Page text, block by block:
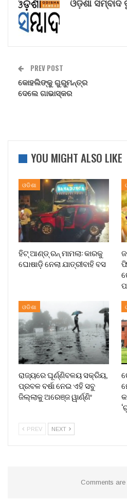
PREV POST
କୋହଲିଙ୍କୁ ଗୁରୁମନ୍ତ୍ର
ଦେଲେ ଗାଭାସ୍କର
YOU MIGHT ALSO LIKE
ଓଡିଶା
ହିଟ୍ ଆଣ୍ଡ୍ ରନ୍ ମାମଲା: କାରକୁ
ଘୋଷାଡ଼ି ନେଲା ଯାତ୍ରୀବାହି ବସ
ଓଡିଶା
ରାଜ୍ୟରେ ଘୂର୍ଣ୍ଣିବଳୟ ସକ୍ରିୟ,
ପ୍ରବଳ ବର୍ଷା ନେଇ ଏହି ସବୁ
ଜିଲ୍ଲାକୁ ଅରେଞ୍ଜ ୱାର୍ଣ୍ଣିଂ
PREV NEXT
Comments are